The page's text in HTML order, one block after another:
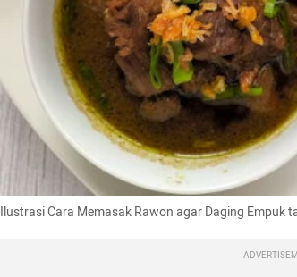
Ilustrasi Cara Memasak Rawon agar Daging Empuk